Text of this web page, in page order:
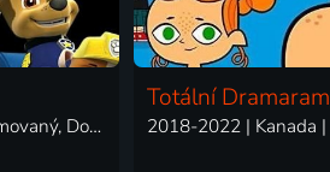
2013-2025 | Kanada | Animovaný, Dobrodružný, Komedie, Rodinný
Totální